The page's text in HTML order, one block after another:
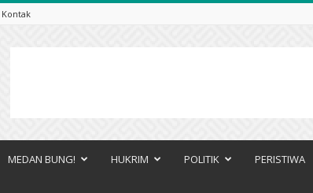
Kontak
MEDAN BUNG! HUKRIM POLITIK PERISTIWA